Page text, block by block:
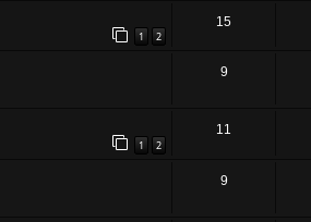
1 2
15
9
1 2
11
9